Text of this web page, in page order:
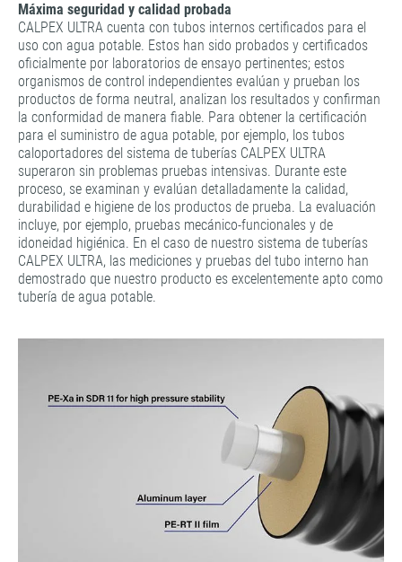
Máxima seguridad y calidad probada
CALPEX ULTRA cuenta con tubos internos certificados para el
uso con agua potable. Estos han sido probados y certificados
oficialmente por laboratorios de ensayo pertinentes; estos
organismos de control independientes evalúan y prueban los
productos de forma neutral, analizan los resultados y confirman
la conformidad de manera fiable. Para obtener la certificación
para el suministro de agua potable, por ejemplo, los tubos
caloportadores del sistema de tuberías CALPEX ULTRA
superaron sin problemas pruebas intensivas. Durante este
proceso, se examinan y evalúan detalladamente la calidad,
durabilidad e higiene de los productos de prueba. La evaluación
incluye, por ejemplo, pruebas mecánico-funcionales y de
idoneidad higiénica. En el caso de nuestro sistema de tuberías
CALPEX ULTRA, las mediciones y pruebas del tubo interno han
demostrado que nuestro producto es excelentemente apto como
tubería de agua potable.